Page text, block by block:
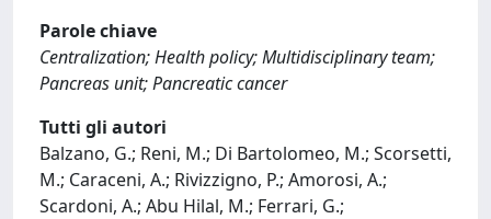
Parole chiave
Centralization; Health policy; Multidisciplinary team;
Pancreas unit; Pancreatic cancer
Tutti gli autori
Balzano, G.; Reni, M.; Di Bartolomeo, M.; Scorsetti,
M.; Caraceni, A.; Rivizzigno, P.; Amorosi, A.;
Scardoni, A.; Abu Hilal, M.; Ferrari, G.;